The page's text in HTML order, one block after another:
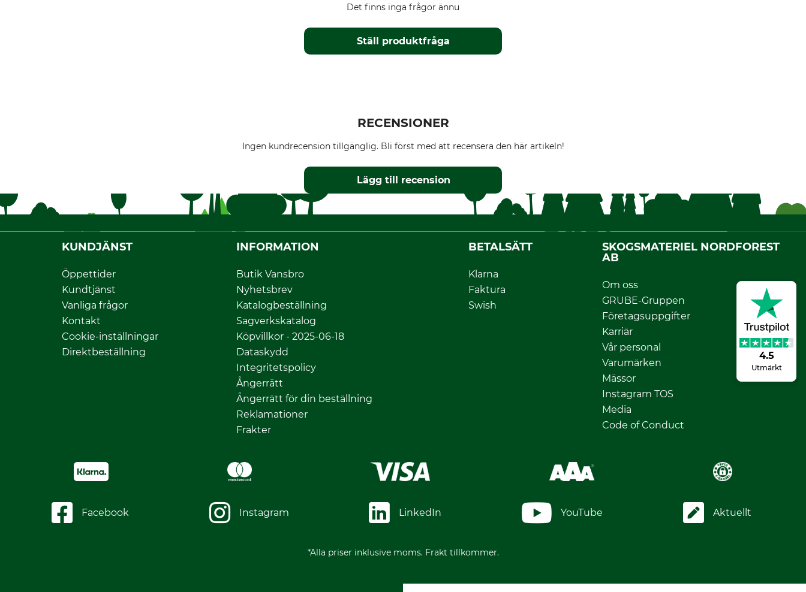
4.5
Utmärkt
Ställ produktfråga
Det finns inga frågor ännu
RECENSIONER
Ingen kundrecension tillgänglig. Bli först med att recensera den här artikeln!
Lägg till recension
KUNDJÄNST
Öppettider
Kundtjänst
Vanliga frågor
Kontakt
Cookie-inställningar
Direktbeställning
INFORMATION
Butik Vansbro
Nyhetsbrev
Katalogbeställning
Sagverkskatalog
Köpvillkor - 2025-06-18
Dataskydd
Integritetspolicy
Ångerrätt
Ångerrätt för din beställning
Reklamationer
Frakter
BETALSÄTT
Klarna
Faktura
Swish
SKOGSMATERIEL NORDFOREST
AB
Om oss
GRUBE-Gruppen
Företagsuppgifter
Karriär
Vår personal
Varumärken
Mässor
Instagram TOS
Media
Code of Conduct
Facebook Instagram LinkedIn YouTube Aktuellt
*Alla priser inklusive moms. Frakt tillkommer.